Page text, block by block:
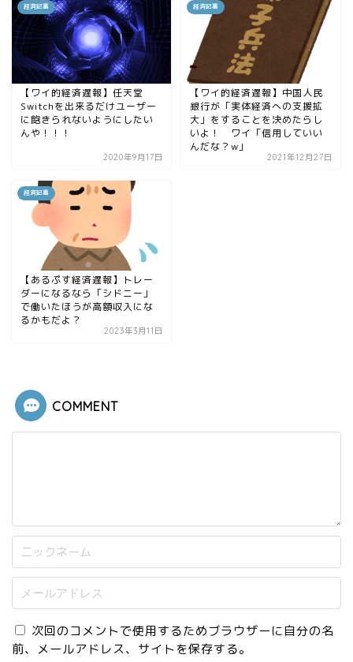
経済記事
【ワイ的経済遅報】任天堂
Switchを出来るだけユーザー
に飽きられないようにしたい
んや！！！
2020年9月17日
経済記事
【ワイ的経済遅報】中国人民
銀行が「実体経済への支援拡
大」をすることを決めたらし
いよ！ ワイ「信用していい
んだな？w」
2021年12月27日
経済記事
【あるぷす経済遅報】トレー
ダーになるなら「シドニー」
で働いたほうが高額収入にな
るかもだよ？
2023年3月11日
COMMENT
次回のコメントで使用するためブラウザーに自分の名
前、メールアドレス、サイトを保存する。